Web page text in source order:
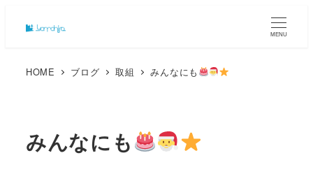
MENU
HOME ブログ 取組 みんなにも
みんなにも